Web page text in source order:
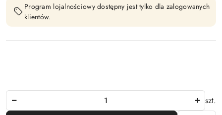
Program lojalnościowy dostępny jest tylko dla zalogowanych
klientów.
szt.